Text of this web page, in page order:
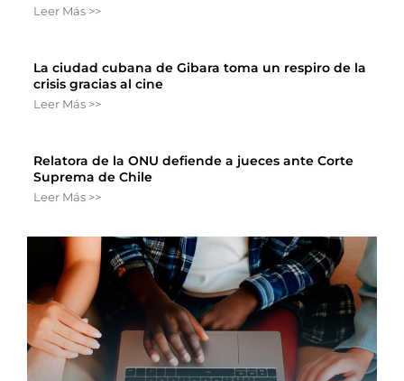
Leer Más >>
La ciudad cubana de Gibara toma un respiro de la
crisis gracias al cine
Leer Más >>
Relatora de la ONU defiende a jueces ante Corte
Suprema de Chile
Leer Más >>